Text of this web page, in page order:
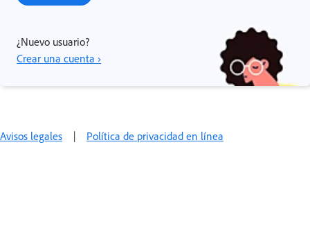
¿Nuevo usuario?
Crear una cuenta ›
Avisos legales | Política de privacidad en línea